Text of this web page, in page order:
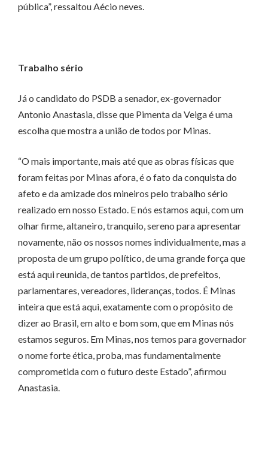
pública”, ressaltou Aécio neves.
Trabalho sério
Já o candidato do PSDB a senador, ex-governador
Antonio Anastasia, disse que Pimenta da Veiga é uma
escolha que mostra a união de todos por Minas.
“O mais importante, mais até que as obras físicas que
foram feitas por Minas afora, é o fato da conquista do
afeto e da amizade dos mineiros pelo trabalho sério
realizado em nosso Estado. E nós estamos aqui, com um
olhar firme, altaneiro, tranquilo, sereno para apresentar
novamente, não os nossos nomes individualmente, mas a
proposta de um grupo político, de uma grande força que
está aqui reunida, de tantos partidos, de prefeitos,
parlamentares, vereadores, lideranças, todos. É Minas
inteira que está aqui, exatamente com o propósito de
dizer ao Brasil, em alto e bom som, que em Minas nós
estamos seguros. Em Minas, nos temos para governador
o nome forte ética, proba, mas fundamentalmente
comprometida com o futuro deste Estado”, afirmou
Anastasia.